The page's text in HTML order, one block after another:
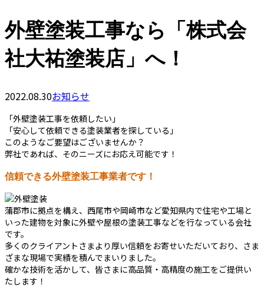
外壁塗装工事なら「株式会
社大祐塗装店」へ！
2022.08.30お知らせ
「外壁塗装工事を依頼したい」
「安心して依頼できる塗装業者を探している」
このようなご要望はございませんか？
弊社であれば、そのニーズにお応え可能です！
信頼できる外壁塗装工事業者です！
蒲郡市に拠点を構え、西尾市や岡崎市など愛知県内で住宅や工場と
いった建物を対象に外壁や屋根の塗装工事などを行なっている会社
です。
多くのクライアントさまより厚い信頼をお寄せいただいており、さま
ざまな現場で実績を積んでまいりました。
確かな技術を活かして、皆さまに高品質・高精度の施工をご提供い
たします！